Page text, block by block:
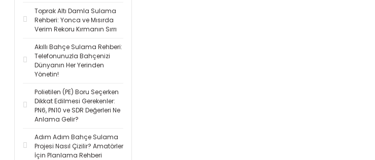
Toprak Altı Damla Sulama
Rehberi: Yonca ve Mısırda
Verim Rekoru Kırmanın Sırrı
Akıllı Bahçe Sulama Rehberi:
Telefonunuzla Bahçenizi
Dünyanın Her Yerinden
Yönetin!
Polietilen (PE) Boru Seçerken
Dikkat Edilmesi Gerekenler:
PN6, PN10 ve SDR Değerleri Ne
Anlama Gelir?
Adım Adım Bahçe Sulama
Projesi Nasıl Çizilir? Amatörler
İçin Planlama Rehberi